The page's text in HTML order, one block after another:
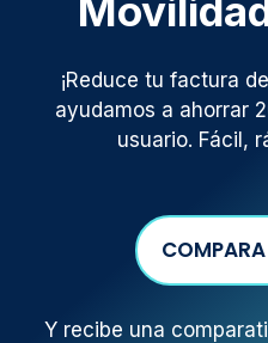
¡Reduce tu factura
ayudamos a ahorrar
usuario. Fácil,
Y recibe una